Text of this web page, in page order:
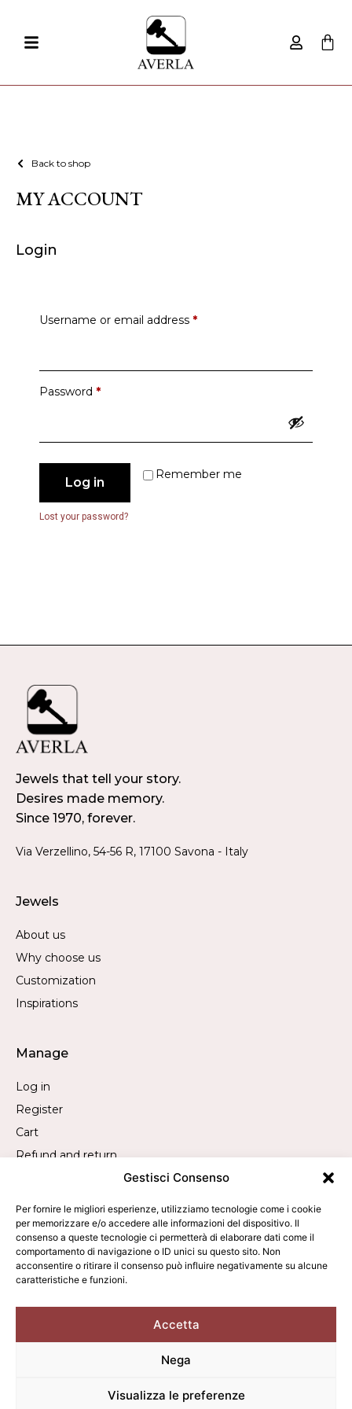
Gestisci Consenso
Per fornire le migliori esperienze, utilizziamo tecnologie come i cookie
per memorizzare e/o accedere alle informazioni del dispositivo. Il
consenso a queste tecnologie ci permetterà di elaborare dati come il
comportamento di navigazione o ID unici su questo sito. Non
acconsentire o ritirare il consenso può influire negativamente su alcune
caratteristiche e funzioni.
Accetta
Nega
Visualizza le preferenze
Back to shop
MY ACCOUNT
Login
Username or email address *
Password *
Remember me
Log in
Lost your password?
Jewels that tell your story.
Desires made memory.
Since 1970, forever.
Via Verzellino, 54-56 R, 17100 Savona - Italy
Jewels
About us
Why choose us
Customization
Inspirations
Manage
Log in
Register
Cart
Refund and return
Contact
Call us: +39 019 840 2305
WhatsApp us: +39 340 9473050
Write to us: info@averla.it
2026 © Averla - All rights reserved. - VAT: 01342010095